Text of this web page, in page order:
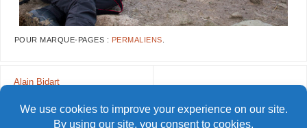
POUR MARQUE-PAGES : PERMALIENS
Alain Bidart